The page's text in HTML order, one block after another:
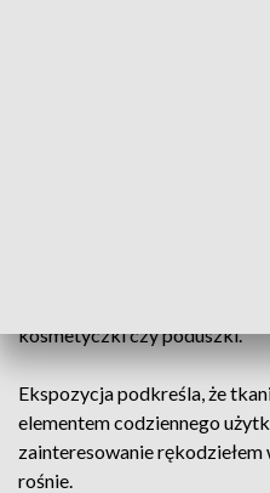
kosmetyczki czy poduszki.
Ekspozycja podkreśla, że
elementem codziennego
zainteresowanie
rośnie.